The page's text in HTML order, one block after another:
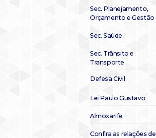
Sec. Planejamento,
Orçamento e Gestão
Sec. Saúde
Sec. Trânsito e
Transporte
Defesa Civil
Lei Paulo Gustavo
Almoxarife
Confira as relações de